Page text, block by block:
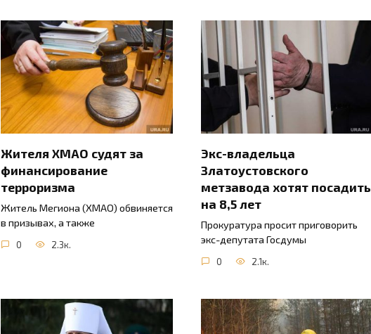
Жителя ХМАО судят за
финансирование
терроризма
Житель Мегиона (ХМАО) обвиняется
в призывах, а также
0 2.3к.
Экс-владельца
Златоустовского
метзавода хотят посадить
на 8,5 лет
Прокуратура просит приговорить
экс-депутата Госдумы
0 2.1к.